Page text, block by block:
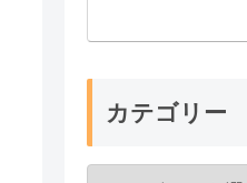
カテゴリー